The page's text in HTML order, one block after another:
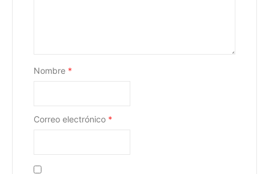
Nombre *
Correo electrónico *